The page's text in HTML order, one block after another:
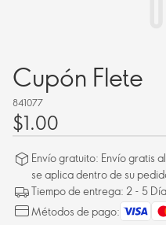
Cupón Flete
841077
$1.00
Envío gratuito: Envío gratis
se aplica dentro de su
Tiempo de entrega: 2 - 5
Métodos de pago: